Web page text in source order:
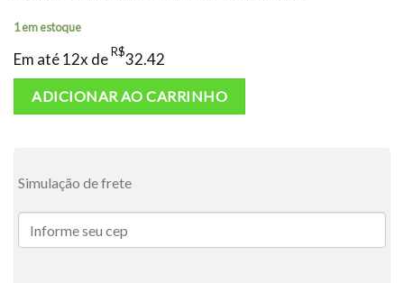
1 em estoque
Em até 12x deR$32.42
ADICIONAR AO CARRINHO
Simulação de frete